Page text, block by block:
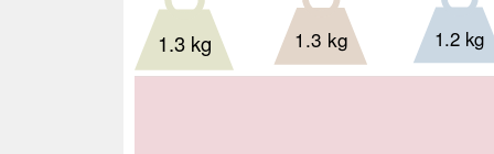
1.3 kg 1.3 kg 1.2 kg